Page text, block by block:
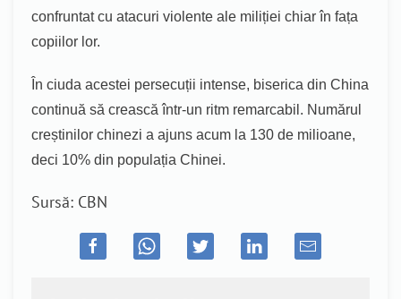
confruntat cu atacuri violente ale miliției chiar în fața
copiilor lor.
În ciuda acestei persecuții intense, biserica din China
continuă să crească într-un ritm remarcabil. Numărul
creștinilor chinezi a ajuns acum la 130 de milioane,
deci 10% din populația Chinei.
Sursă: CBN